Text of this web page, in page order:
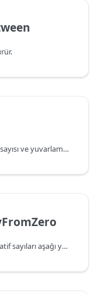
Yuvarlanmış sayıyı döndürür. Basamak sayısı ve yuvarlama modu belirtilebilir.
Pozitif sayıları yukarı yuvarlama ve negatif sayıları aşağı yuvarlama sonucunu döndürür. Basamakların sayısı belirlenebilir.